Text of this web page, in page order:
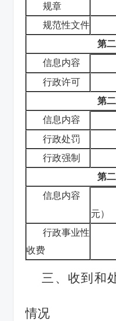
规章
规范性文件
第
信息内容
行政许可
第
信息内容
行政处罚
行政强制
第
信息内容
元）
行政事业性
收费
三、收到和
情况